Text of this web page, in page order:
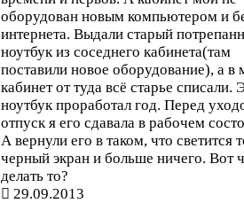
оборудован новым компьютером и
интернета. Выдали старый
ноутбук из соседнего кабинета(там
поставили новое оборудование), а в
кабинет от туда всё старье списали.
ноутбук проработал год. Перед
отпуск я его сдавала в рабочем
А вернули его в таком, что светится
черный экран и больше ничего. Вот
делать то?
29.09.2013